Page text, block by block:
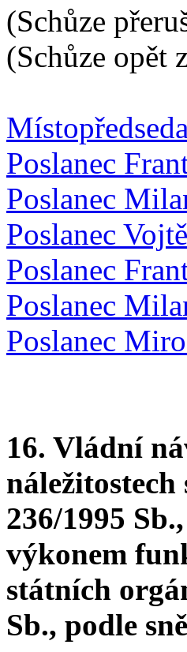
(Schůze
(Schůze opět
Poslanec
Poslanec
Poslanec
Poslanec
Poslanec
Poslanec
16. Vládní
náležitostech
236/1995
výkonem
státních
Sb., podle